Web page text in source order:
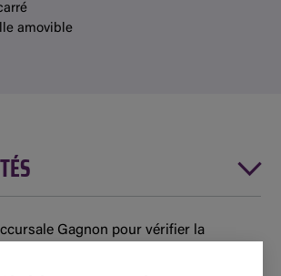
amovible
Gagnon pour vérifier la